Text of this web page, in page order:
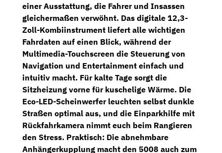
einer Ausstattung, die Fahrer und Insassen
gleichermaßen verwöhnt. Das digitale 12,3-
Zoll-Kombiinstrument liefert alle wichtigen
Fahrdaten auf einen Blick, während der
Multimedia-Touchscreen die Steuerung von
Navigation und Entertainment einfach und
intuitiv macht. Für kalte Tage sorgt die
Sitzheizung vorne für kuschelige Wärme. Die
Eco-LED-Scheinwerferleuchten selbst dunkle
Straßen optimal aus, und die Einparkhilfe mit
Rückfahrkamera nimmt euch beim Rangieren
den Stress. Praktisch: Die abnehmbare
Anhängerkupplung macht den 5008 auch zum